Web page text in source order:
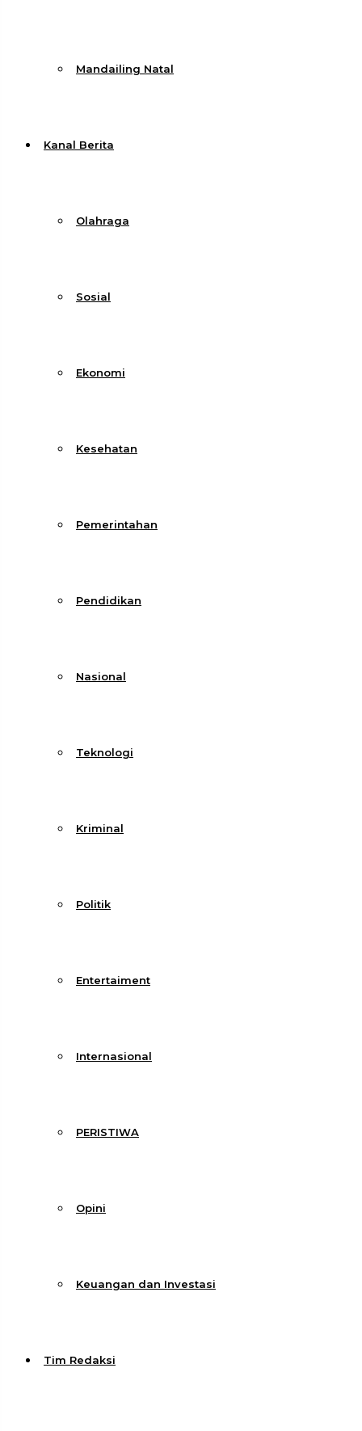
Mandailing Natal
Kanal Berita
Olahraga
Sosial
Ekonomi
Kesehatan
Pemerintahan
Pendidikan
Nasional
Teknologi
Kriminal
Politik
Entertaiment
Internasional
PERISTIWA
Opini
Keuangan dan Investasi
Tim Redaksi